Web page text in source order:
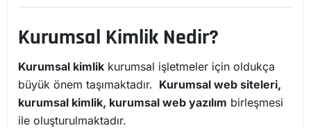
Kurumsal Kimlik Nedir?
Kurumsal kimlik kurumsal işletmeler için oldukça
büyük önem taşımaktadır. Kurumsal web siteleri,
kurumsal kimlik, kurumsal web yazılım birleşmesi
ile oluşturulmaktadır.